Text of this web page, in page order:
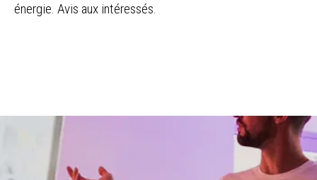
énergie. Avis aux intéressés.